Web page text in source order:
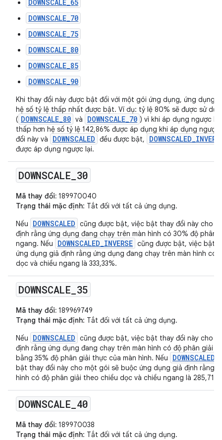
DOWNSCALE_65
DOWNSCALE_70
DOWNSCALE_75
DOWNSCALE_80
DOWNSCALE_85
DOWNSCALE_90
Khi thay đổi này được bật đối với một gói ứng dụng, ứng dụng
hệ số tỷ lệ thấp nhất được bật. Ví dụ: tỷ lệ 80% sẽ được sử
( DOWNSCALE_80 và DOWNSCALE_70 ) vì khi áp dụng ngược
thấp hơn hệ số tỷ lệ 142,86% được áp dụng khi áp dụng
đổi này và
DOWNSCALED đều được bật,
được áp dụng ngược lại.
DOWNSCALE 30
Mã thay đổi: 189970040
Trạng thái mặc định: Tắt đối với tất cả ứng dụng.
Nếu
DOWNSCALED cũng được bật, việc bật thay đổi này cho
định rằng ứng dụng đang chạy trên màn hình có 30% độ phân
ngang. Nếu
DOWNSCALED_INVERSE cũng được bật, việc bật
ứng dụng giả định rằng ứng dụng đang chạy trên màn hình có
dọc và chiều ngang là 333,33%.
DOWNSCALE 35
Mã thay đổi: 189969749
Trạng thái mặc định: Tắt đối với tất cả ứng dụng.
Nếu
DOWNSCALED cũng được bật, việc bật thay đổi này cho
định rằng ứng dụng đang chạy trên màn hình có độ phân giải
bằng 35% độ phân giải thực của màn hình. Nếu
bật thay đổi này cho một gói sẽ buộc ứng dụng giả định rằng
hình có độ phân giải theo chiều dọc và chiều ngang là
DOWNSCALE 40
Mã thay đổi: 189970038
Trạng thái mặc định: Tắt đối với tất cả ứng dụng.